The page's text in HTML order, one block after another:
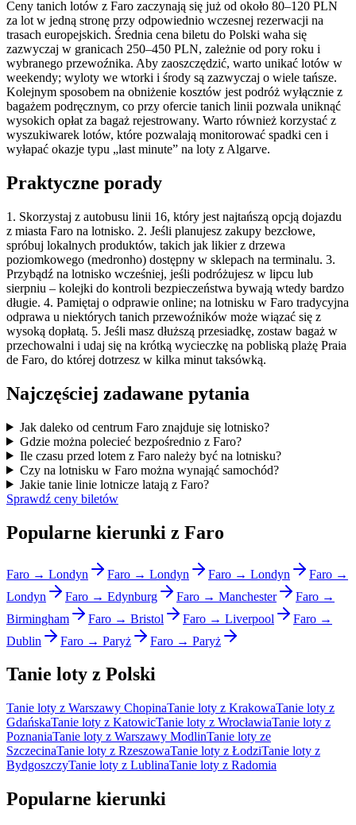
Ceny tanich lotów z Faro zaczynają się już od około 80–120 PLN
za lot w jedną stronę przy odpowiednio wczesnej rezerwacji na
trasach europejskich. Średnia cena biletu do Polski waha się
zazwyczaj w granicach 250–450 PLN, zależnie od pory roku i
wybranego przewoźnika. Aby zaoszczędzić, warto unikać lotów w
weekendy; wyloty we wtorki i środy są zazwyczaj o wiele tańsze.
Kolejnym sposobem na obniżenie kosztów jest podróż wyłącznie z
bagażem podręcznym, co przy ofercie tanich linii pozwala uniknąć
wysokich opłat za bagaż rejestrowany. Warto również korzystać z
wyszukiwarek lotów, które pozwalają monitorować spadki cen i
wyłapać okazje typu „last minute” na loty z Algarve.
Praktyczne porady
1. Skorzystaj z autobusu linii 16, który jest najtańszą opcją dojazdu
z miasta Faro na lotnisko. 2. Jeśli planujesz zakupy bezcłowe,
spróbuj lokalnych produktów, takich jak likier z drzewa
poziomkowego (medronho) dostępny w sklepach na terminalu. 3.
Przybądź na lotnisko wcześniej, jeśli podróżujesz w lipcu lub
sierpniu – kolejki do kontroli bezpieczeństwa bywają wtedy bardzo
długie. 4. Pamiętaj o odprawie online; na lotnisku w Faro tradycyjna
odprawa u niektórych tanich przewoźników może wiązać się z
wysoką dopłatą. 5. Jeśli masz dłuższą przesiadkę, zostaw bagaż w
przechowalni i udaj się na krótką wycieczkę na pobliską plażę Praia
de Faro, do której dotrzesz w kilka minut taksówką.
Najczęściej zadawane pytania
Jak daleko od centrum Faro znajduje się lotnisko?
Gdzie można polecieć bezpośrednio z Faro?
Ile czasu przed lotem z Faro należy być na lotnisku?
Czy na lotnisku w Faro można wynająć samochód?
Jakie tanie linie lotnicze latają z Faro?
Sprawdź ceny biletów
Popularne kierunki z Faro
Faro → Londyn Faro → Londyn Faro → Londyn
Faro →
Londyn
Faro → Edynburg Faro → Manchester
Faro →
Birmingham
Faro → Bristol Faro → Liverpool
Faro →
Dublin
Faro → Paryż Faro → Paryż
Tanie loty z Polski
Tanie loty z Warszawy ChopinaTanie loty z KrakowaTanie loty z
GdańskaTanie loty z KatowicTanie loty z WrocławiaTanie loty z
PoznaniaTanie loty z Warszawy ModlinTanie loty ze
SzczecinaTanie loty z RzeszowaTanie loty z ŁodziTanie loty z
BydgoszczyTanie loty z LublinaTanie loty z Radomia
Popularne kierunki